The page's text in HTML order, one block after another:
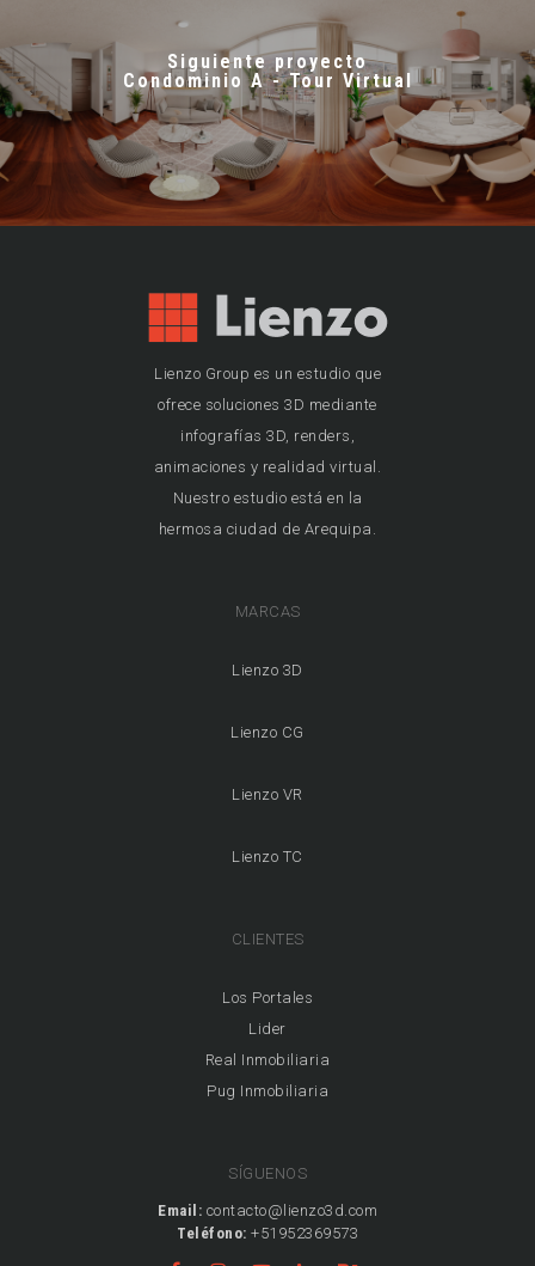
Siguiente proyecto
Condominio A - Tour Virtual
Lienzo Group es un estudio que
ofrece soluciones 3D mediante
infografías 3D, renders,
animaciones y realidad virtual.
Nuestro estudio está en la
hermosa ciudad de Arequipa.
MARCAS
Lienzo 3D
Lienzo CG
Lienzo VR
Lienzo TC
CLIENTES
Los Portales
Lider
Real Inmobiliaria
Pug Inmobiliaria
SÍGUENOS
Email: contacto@lienzo3d.com
Teléfono: +51952369573